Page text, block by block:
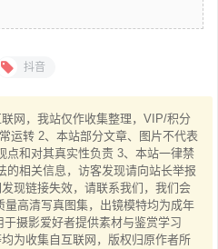
抖音
网，我站仅作收集整理，VIP/积分
运转 2、本站部分文章、图片不代表
点和对其真实性负责 3、本站一律禁
的相关信息，访客发现请向站长举报
现链接失效，请联系我们，我们会
高清写真图集，出镜模特均为成年
摄影爱好者提供素材与鉴赏学习
为收集自互联网，版权归原作者所